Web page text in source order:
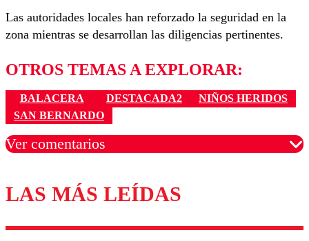
Las autoridades locales han reforzado la seguridad en la
zona mientras se desarrollan las diligencias pertinentes.
OTROS TEMAS A EXPLORAR:
BALACERA DESTACADA2
NIÑOS HERIDOS
SAN BERNARDO
Ver comentarios
Los comentarios son moderados para garantizar un
diálogo respetuoso.
LAS MÁS LEÍDAS